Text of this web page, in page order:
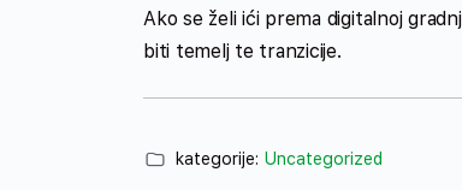
Ako se želi ići prema digitalnoj
biti temelj te tranzicije.
kategorije: Uncategorized